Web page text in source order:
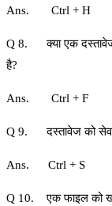
Ans. Ctrl + H
Q 8. क्‍या एक दस्‍तावेज
है?
Ans. Ctrl + F
Q 9. दस्‍तावेज को सेव
Ans. Ctrl + S
Q 10. एक फाइल को